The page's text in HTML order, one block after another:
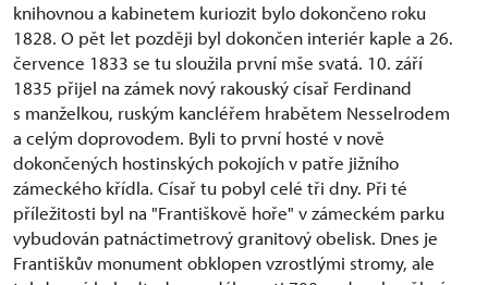
knihovnou a kabinetem kuriozit bylo dokončeno roku
1828. O pět let později byl dokončen interiér kaple a 26.
července 1833 se tu sloužila první mše svatá. 10. září
1835 přijel na zámek nový rakouský císař Ferdinand
s manželkou, ruským kancléřem hrabětem Nesselrodem
a celým doprovodem. Byli to první hosté v nově
dokončených hostinských pokojích v patře jižního
zámeckého křídla. Císař tu pobyl celé tři dny. Při té
příležitosti byl na "Františkově hoře" v zámeckém parku
vybudován patnáctimetrový granitový obelisk. Dnes je
Františkův monument obklopen vzrostlými stromy, ale